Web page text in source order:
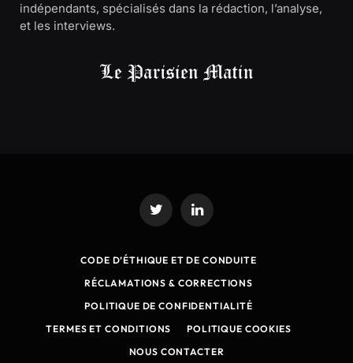
indépendants, spécialisés dans la rédaction, l’analyse,
et les interviews.
Twitter LinkedIn
CODE D’ÉTHIQUE ET DE CONDUITE
RÉCLAMATIONS & CORRECTIONS
POLITIQUE DE CONFIDENTIALITÉ
TERMES ET CONDITIONS
POLITIQUE COOKIES
NOUS CONTACTER